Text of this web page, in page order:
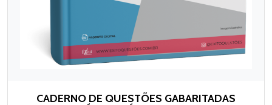
CADERNO DE QUESTÕES GABARITADAS